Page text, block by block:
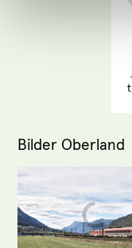
t
Bilder Oberland